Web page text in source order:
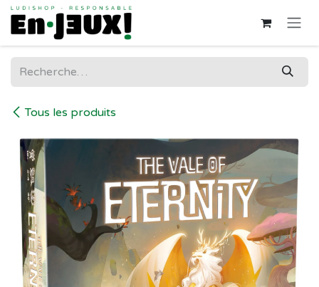
Se rendre au contenu
Tous les produits